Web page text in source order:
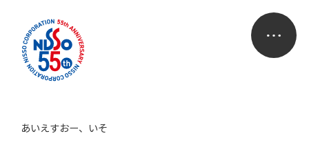
あいえすおー、いそ